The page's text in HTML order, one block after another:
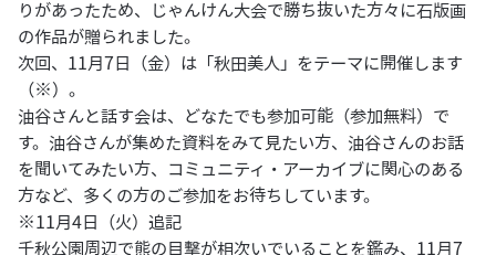
りがあったため、じゃんけん大会で勝ち抜いた方々に石版画
の作品が贈られました。
次回、11月7日（金）は「秋田美人」をテーマに開催します
（※）。
油谷さんと話す会は、どなたでも参加可能（参加無料）で
す。油谷さんが集めた資料をみて見たい方、油谷さんのお話
を聞いてみたい方、コミュニティ・アーカイブに関心のある
方など、多くの方のご参加をお待ちしています。
※11月4日（火）追記
千秋公園周辺で熊の目撃が相次いでいることを鑑み、11月7